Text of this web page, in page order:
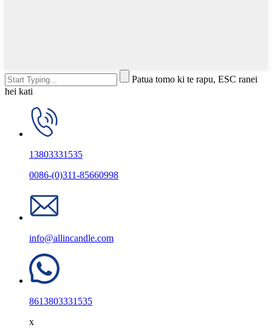
Patua tomo ki te rapu, ESC ranei
hei kati
13803331535
0086-(0)311-85660998
info@allincandle.com
8613803331535
x